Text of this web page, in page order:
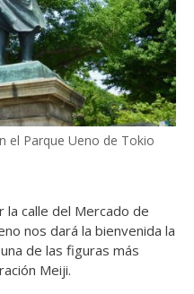
el Parque Ueno de Tokio
la calle del Mercado de
nos dará la bienvenida la
de las figuras más
Meiji.